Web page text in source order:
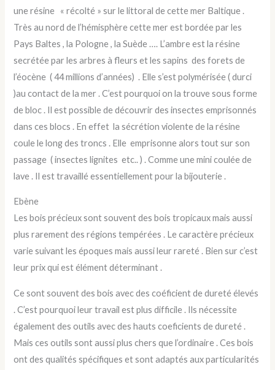
une résine « récolté » sur le littoral de cette mer Baltique .
Très au nord de l’hémisphère cette mer est bordée par les
Pays Baltes , la Pologne , la Suède …. L’ambre est la résine
secrétée par les arbres à fleurs et les sapins des forets de
l’éocène ( 44 millions d’années) . Elle s’est polymérisée ( durci
)au contact de la mer . C’est pourquoi on la trouve sous forme
de bloc . Il est possible de découvrir des insectes emprisonnés
dans ces blocs . En effet la sécrétion violente de la résine
coule le long des troncs . Elle emprisonne alors tout sur son
passage ( insectes lignites etc.. ) . Comme une mini coulée de
lave . Il est travaillé essentiellement pour la bijouterie .
Ebène
Les bois précieux sont souvent des bois tropicaux mais aussi
plus rarement des régions tempérées . Le caractère précieux
varie suivant les époques mais aussi leur rareté . Bien sur c’est
leur prix qui est élément déterminant .
Ce sont souvent des bois avec des coéficient de dureté élevés
. C’est pourquoi leur travail est plus difficile . Ils nécessite
également des outils avec des hauts coeficients de dureté .
Mais ces outils sont aussi plus chers que l’ordinaire . Ces bois
ont des qualités spécifiques et sont adaptés aux particularités